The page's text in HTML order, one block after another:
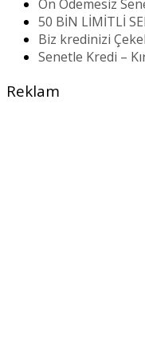
Ön Ödemesiz
50 BİN LİMİTLİ
Biz kredinizi
Senetle Kredi –
Reklam